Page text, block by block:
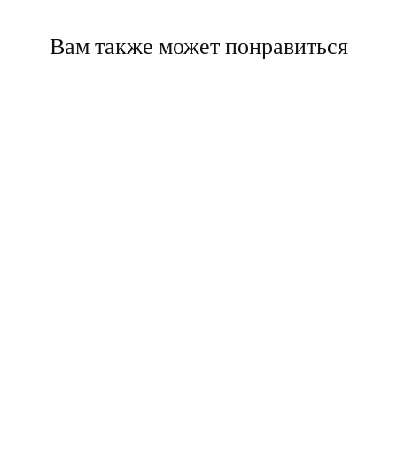
Вам также может понравиться